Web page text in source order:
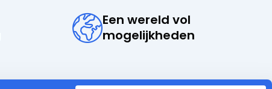
Een wereld vol
mogelijkheden